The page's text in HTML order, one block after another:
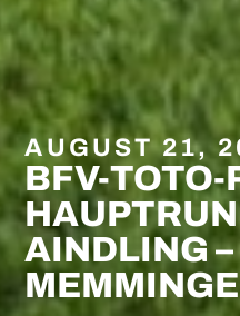
AUGUST 21,
BFV-TOTO-
AINDLING –